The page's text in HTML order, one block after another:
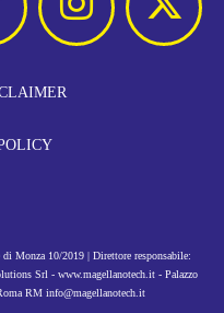
Monza 10/2019 | Direttore responsabile:
Srl - www.magellanotech.it - Palazzo
RM info@magellanotech.it